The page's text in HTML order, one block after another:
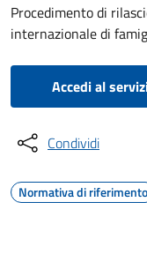
Procedimento di
internazionale di
Accedi al
Condividi
Normativa di riferimento